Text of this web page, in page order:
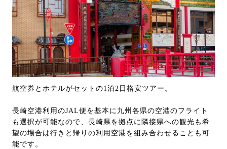
航空券とホテルがセットの1泊2日格安ツアー。
長崎空港利用のJAL便を基本に九州各県の空港のフライト
も選択が可能なので、長崎県を拠点に隣接県への観光も希
望の場合は行きと帰りの利用空港を組み合わせることも可
能です。